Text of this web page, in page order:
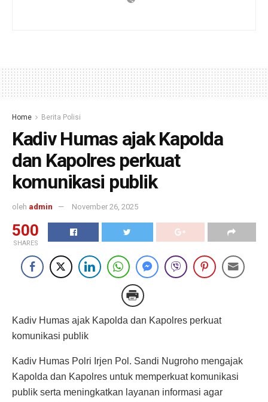
Home Berita Polisi
Kadiv Humas ajak Kapolda
dan Kapolres perkuat
komunikasi publik
oleh admin November 26, 2025
500
SHARES
Kadiv Humas ajak Kapolda dan Kapolres perkuat
komunikasi publik
Kadiv Humas Polri Irjen Pol. Sandi Nugroho mengajak
Kapolda dan Kapolres untuk memperkuat komunikasi
publik serta meningkatkan layanan informasi agar